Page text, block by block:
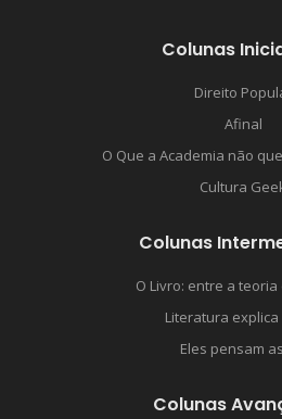
Colunas
Direito
Afinal
O Que a Academia não
Cultura
Colunas
O Livro: entre a teoria
Literatura explica
Eles pensam
Colunas